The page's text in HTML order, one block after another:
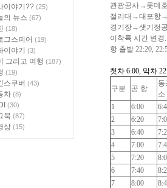
이야기?? (25)
의 뉴스 (67)
(18)
그스피어 (19)
이야기 (3)
그리고 여행 (187)
(19)
스쿠버 (43)
차 (8)
(30)
북 (87)
상 (15)
관광공사→롯데
절리대→대포항
경기장→샛기정
이착륙 시간 변
항 출발 22:20,
첫차 6:00, 막차
구분 공 항
동
소
1 6:00
2
6:20
3
6:40
4
7:00
5
7:20
6
7:40
7
8:00